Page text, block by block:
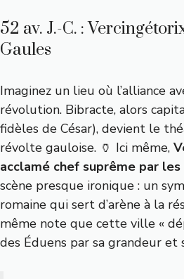
52 av. J.-C. :
Gaules
Imaginez un lieu où l’alliance
révolution. Bibracte, alors
fidèles de César), devient le
révolte gauloise. 🏺 Ici même,
acclamé chef suprême par
scène presque ironique : un
romaine qui sert d’arène à la
même note que cette ville «
des Éduens par sa grandeur et